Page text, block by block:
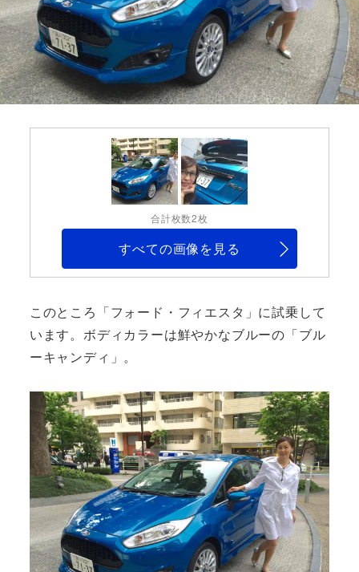
合計枚数2枚
すべての画像を見る
このところ「フォード・フィエスタ」に試乗して
います。ボディカラーは鮮やかなブルーの「ブル
ーキャンディ」。